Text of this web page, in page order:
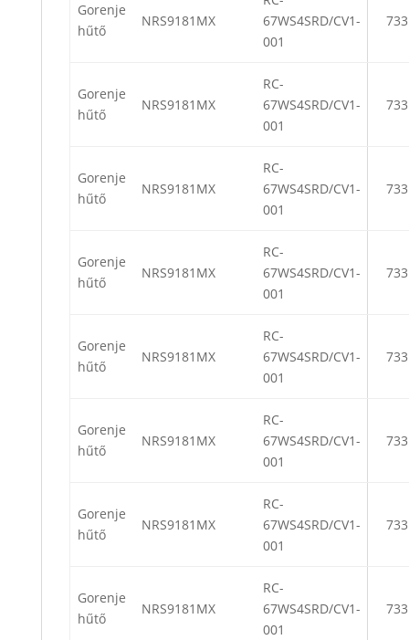
Gorenje
hűtő
NRS9181MX
67WS4SRD/CV1-
001
Gorenje
hűtő
NRS9181MX
RC-
67WS4SRD/CV1-
001
Gorenje
hűtő
NRS9181MX
RC-
67WS4SRD/CV1-
001
Gorenje
hűtő
NRS9181MX
RC-
67WS4SRD/CV1-
001
Gorenje
hűtő
NRS9181MX
RC-
67WS4SRD/CV1-
001
Gorenje
hűtő
NRS9181MX
RC-
67WS4SRD/CV1-
001
Gorenje
hűtő
NRS9181MX
RC-
67WS4SRD/CV1-
001
Gorenje
hűtő
NRS9181MX
RC-
67WS4SRD/CV1-
001